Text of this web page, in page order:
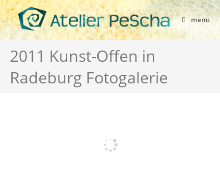
menü
2011 Kunst-Offen in
Radeburg Fotogalerie